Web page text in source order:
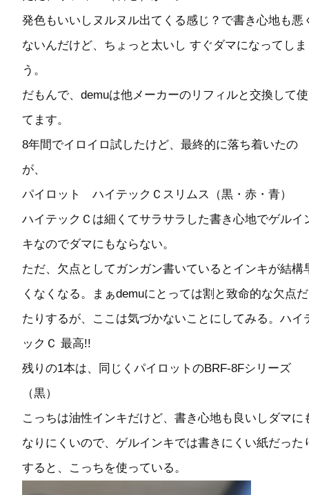
発色もいいしヌルヌル出てくる感じ？で書き心地も悪
ないんだけど、ちょっと太いし すぐダマになってしま
う。
だもんで、demuは他メーカーのリフィルと交換して
てます。
8年間でイロイロ試したけど、最終的に落ち着いたの
が、
パイロット ハイテックＣスリムス（黒・赤・青）
ハイテックＣは細くてサラサラした書き心地でゲルイ
キなのでダマにもならない。
ただ、欠点としてガンガン書いているとインキが結構
くなくなる。まぁdemuにとっては割と致命的な欠点
たりするが、ここは気づかないことにしてみる。ハイ
ックＣ 最高!!
残りの1本は、同じくパイロットのBRF-8Fシリーズ
（黒）
こっちは油性インキだけど、書き心地も良いしダマに
なりにくいので、ゲルインキでは書きにくい紙だった
すると、こっちを使っている。